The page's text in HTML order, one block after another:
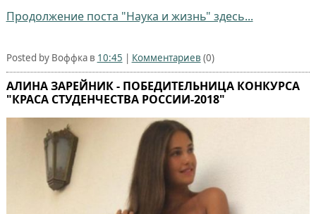
Продолжение поста "Наука и жизнь" здесь...
Posted by Воффка в 10:45 | Комментариев (0)
АЛИНА ЗАРЕЙНИК - ПОБЕДИТЕЛЬНИЦА КОНКУРСА
"КРАСА СТУДЕНЧЕСТВА РОССИИ-2018"